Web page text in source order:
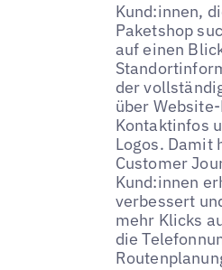
Kund:innen,
Paketshop
auf einen
der
über
Kontaktinfos
Logos. Damit
Customer
Kund:innen
verbessert
mehr Klicks
die